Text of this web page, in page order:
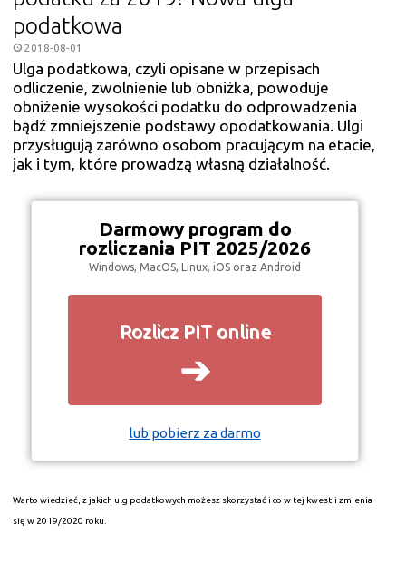
podatkowa
2018-08-01
Ulga podatkowa, czyli opisane w przepisach
odliczenie, zwolnienie lub obniżka, powoduje
obniżenie wysokości podatku do odprowadzenia
bądź zmniejszenie podstawy opodatkowania. Ulgi
przysługują zarówno osobom pracującym na etacie,
jak i tym, które prowadzą własną działalność.
Darmowy program do
rozliczania PIT 2025/2026
Windows, MacOS, Linux, iOS oraz Android
Rozlicz PIT online
➔
lub pobierz za darmo
Warto wiedzieć, z jakich ulg podatkowych możesz skorzystać i co w tej kwestii zmienia
się w 2019/2020 roku.